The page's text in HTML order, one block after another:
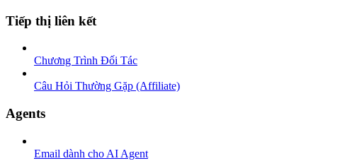
Tiếp thị liên kết
Chương Trình Đối Tác
Câu Hỏi Thường Gặp (Affiliate)
Agents
Email dành cho AI Agent